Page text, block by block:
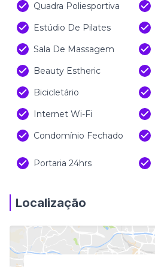
Quadra Poliesportiva
Estúdio De Pilates
Sala De Massagem
Beauty Estheric
Bicicletário
Internet Wi-Fi
Condomínio Fechado
Portaria 24hrs
Localização